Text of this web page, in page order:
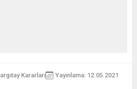
Kararları Yayınlama: 12.05.2021